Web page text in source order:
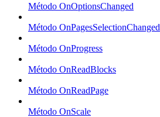
Método OnOptionsChanged
Método OnPagesSelectionChanged
Método OnProgress
Método OnReadBlocks
Método OnReadPage
Método OnScale